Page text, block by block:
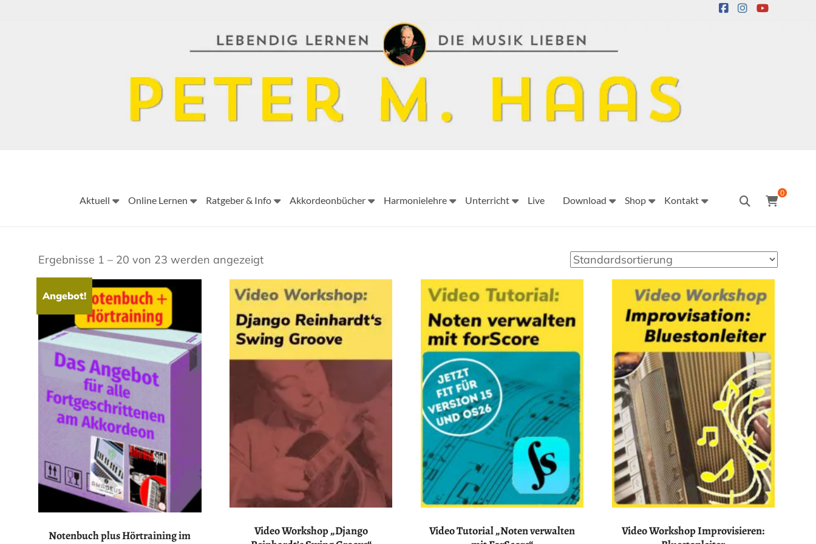
M.
Haas
Musiker
Akkordeon,
Bandoneon,
Harmonielehre
0
Aktuell Online Lernen Ratgeber & Info Akkordeonbücher Harmonielehre Unterricht Live Download Shop Kontakt
Ergebnisse 1 – 20 von 23 werden angezeigt
Angebot!
Notenbuch plus Hörtraining im
Video Workshop „Django
Video Tutorial „Noten verwalten
Video Workshop Improvisieren: